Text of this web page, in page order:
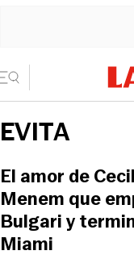
EVITA
El amor de
Menem que
Bulgari y
Miami